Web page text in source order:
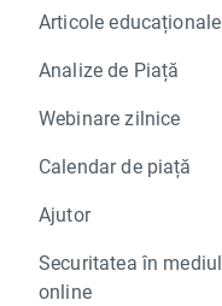
Articole educaționale
Analize de Piață
Webinare zilnice
Calendar de piață
Ajutor
Securitatea în mediul
online